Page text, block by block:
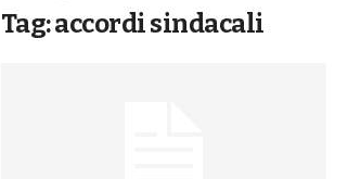
Tag: accordi sindacali